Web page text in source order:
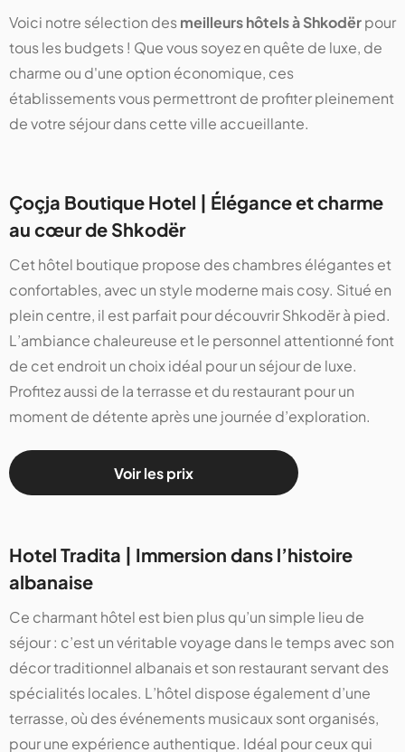
Voici notre sélection desmeilleurs hôtels à Shkodërpour
tous les budgets ! Que vous soyez en quête de luxe, de
charme ou d'une option économique, ces
établissements vous permettront de profiter pleinement
de votre séjour dans cette ville accueillante.
Çoçja Boutique Hotel | Élégance et charme
au cœur de Shkodër
Cet hôtel boutique propose des chambres élégantes et
confortables, avec un style moderne mais cosy. Situé en
plein centre, il est parfait pour découvrir Shkodër à pied.
L’ambiance chaleureuse et le personnel attentionné font
de cet endroit un choix idéal pour un séjour de luxe.
Profitez aussi de la terrasse et du restaurant pour un
moment de détente après une journée d’exploration.
Voir les prix
Hotel Tradita | Immersion dans l’histoire
albanaise
Ce charmant hôtel est bien plus qu’un simple lieu de
séjour : c’est un véritable voyage dans le temps avec son
décor traditionnel albanais et son restaurant servant des
spécialités locales. L’hôtel dispose également d’une
terrasse, où des événements musicaux sont organisés,
pour une expérience authentique. Idéal pour ceux qui